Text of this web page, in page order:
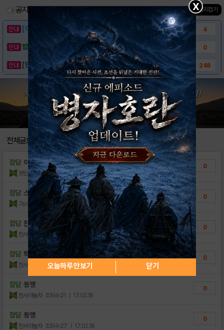
공지사항 진행중인 이벤트 건 ▲ 공지접기
[이벤트] 웃음으로 매일매일 해피! 유머 게시.. 4
밥알이의 헝앱통신 ⑲ “밥알이, 드디어 멀티를.. 0
[안내] 헝그리앱 필수 상식! 밥알 획득 안내.. 248
전체글보기
잡담 이자 애니바디 데얼?
못된동 조회수:66 | 17.08.13
0
잡담 스타터삽니다
7adminstration 조회수:30 | 17.02.27
0
잡담 친구구함
천사야놀자 조회수:14 | 17.02.22
0
잡담 학교친구3166친추
천사야놀자 조회수:35 | 17.02.21
0
잡담 동맹
천사야놀자 조회수:21 | 17.02.18
0
잡담 동맹
천사야놀자 조회수:27 | 17.02.18
0
X
오늘하루 안보기 닫기